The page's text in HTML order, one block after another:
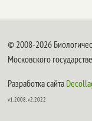
© 2008-2026
Московского
Разработка сайта
v1.2008, v2.2022